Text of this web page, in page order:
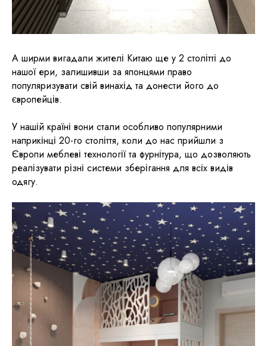
А ширми вигадали жителі Китаю ще у 2 столітті до
нашої ери, залишивши за японцями право
популяризувати свій винахід та донести його до
європейців.
У нашій країні вони стали особливо популярними
наприкінці 20-го століття, коли до нас прийшли з
Європи меблеві технології та фурнітура, що дозволяють
реалізувати різні системи зберігання для всіх видів
одягу.